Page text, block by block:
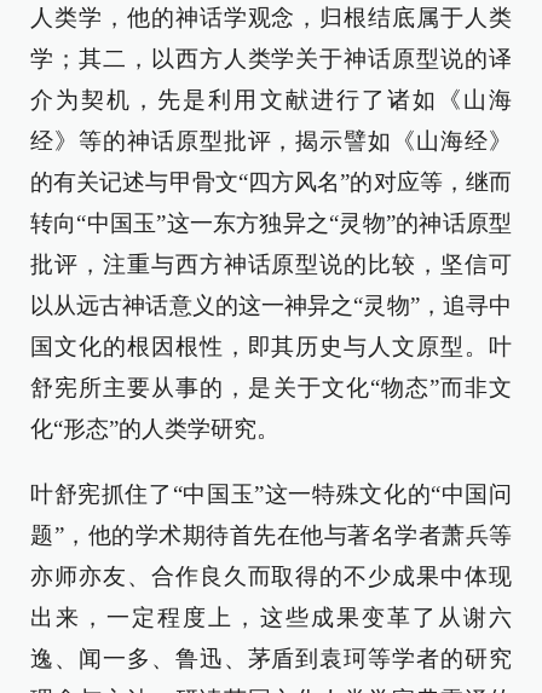
人类学，他的神话学观念，归根结底属于人类
学；其二，以西方人类学关于神话原型说的译
介为契机，先是利用文献进行了诸如《山海
经》等的神话原型批评，揭示譬如《山海经》
的有关记述与甲骨文“四方风名”的对应等，继而
转向“中国玉”这一东方独异之“灵物”的神话原型
批评，注重与西方神话原型说的比较，坚信可
以从远古神话意义的这一神异之“灵物”，追寻中
国文化的根因根性，即其历史与人文原型。叶
舒宪所主要从事的，是关于文化“物态”而非文
化“形态”的人类学研究。
叶舒宪抓住了“中国玉”这一特殊文化的“中国问
题”，他的学术期待首先在他与著名学者萧兵等
亦师亦友、合作良久而取得的不少成果中体现
出来，一定程度上，这些成果变革了从谢六
逸、闻一多、鲁迅、茅盾到袁珂等学者的研究